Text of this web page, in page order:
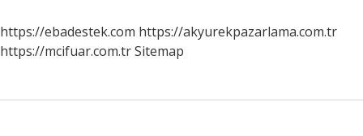
Yazılır
https://ebadestek.com https://akyurekpazarlama.com.tr
https://mcifuar.com.trSitemap